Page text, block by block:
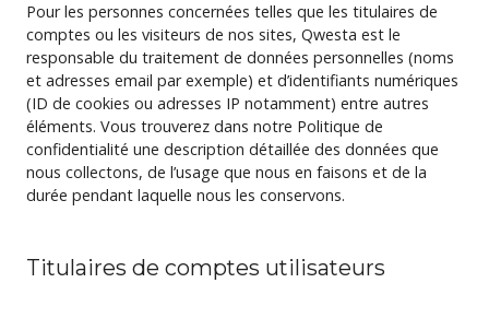
Pour les personnes concernées telles que les titulaires de
comptes ou les visiteurs de nos sites, Qwesta est le
responsable du traitement de données personnelles (noms
et adresses email par exemple) et d’identifiants numériques
(ID de cookies ou adresses IP notamment) entre autres
éléments. Vous trouverez dans notre Politique de
confidentialité une description détaillée des données que
nous collectons, de l’usage que nous en faisons et de la
durée pendant laquelle nous les conservons.
Titulaires de comptes utilisateurs